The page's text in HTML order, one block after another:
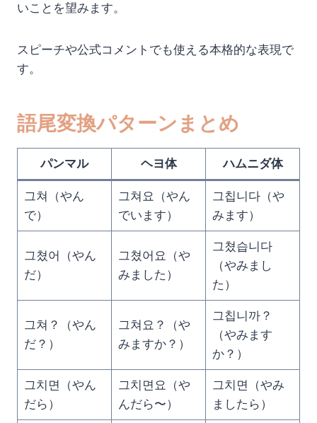
いことを望みます。
スピーチや公式コメントでも使える本格的な表現で
す。
語尾変換パターンまとめ
パンマル ヘヨ体 ハムニダ体
그쳐（やん
で）
그쳐요（やん
でいます）
그칩니다（や
みます）
그쳤어（やん
だ）
그쳤어요（や
みました）
그쳤습니다
（やみまし
た）
그쳐？（やん
だ？）
그쳐요？（や
みますか？）
그칩니까？
（やみます
か？）
그치면（やん
だら）
그치면요（や
んだら〜）
그치면（やみ
ましたら）